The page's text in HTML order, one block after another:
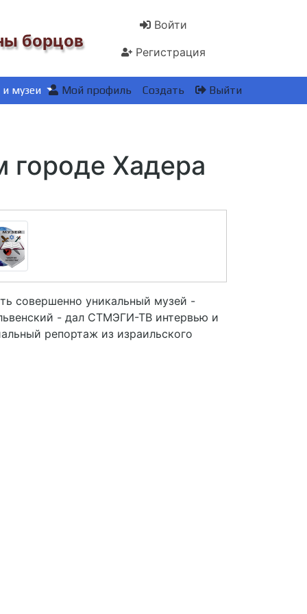
борцов
Войти
Регистрация
музеи Мой профиль Создать Выйти
городе Хадера
совершенно уникальный музей -
- дал СТМЭГИ-ТВ интервью и
репортаж из израильского